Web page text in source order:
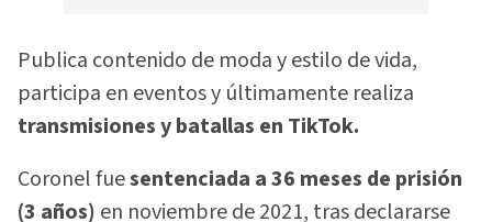
Publica contenido de moda y estilo de vida,
participa en eventos y últimamente realiza
transmisiones y batallas en TikTok.
Coronel fuesentenciada a 36 meses de prisión
(3 años) en noviembre de 2021, tras declararse